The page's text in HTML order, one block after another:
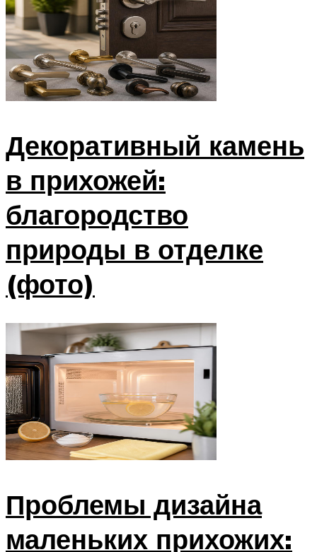
Декоративный камень
в прихожей:
благородство
природы в отделке
(фото)
Проблемы дизайна
маленьких прихожих: